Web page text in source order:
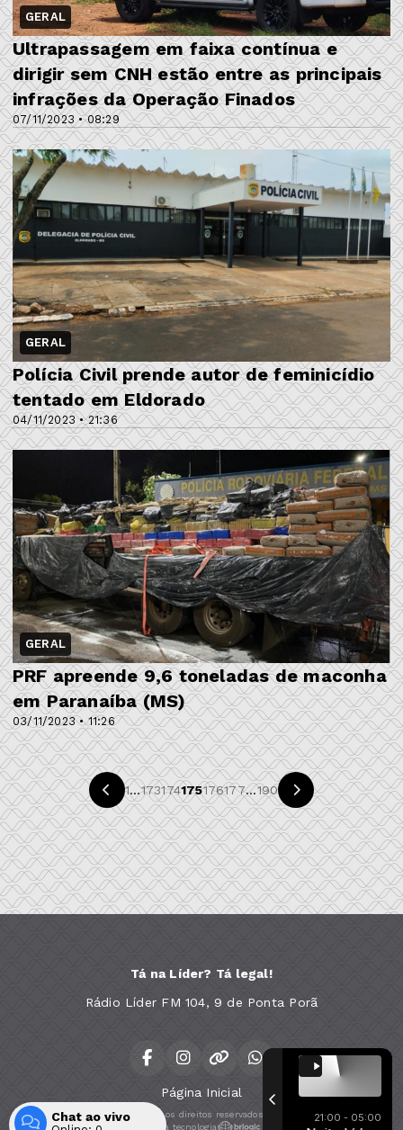
21:00 - 05:00
GERAL
07/11/2023 • 08:29
Ultrapassagem em faixa contínua e
dirigir sem CNH estão entre as principais
infrações da Operação Finados
GERAL
04/11/2023 • 21:36
Polícia Civil prende autor de feminicídio
tentado em Eldorado
GERAL
03/11/2023 • 11:26
PRF apreende 9,6 toneladas de maconha
em Paranaíba (MS)
1...173174175176177...190
Tá na Líder? Tá legal!
Rádio Líder FM 104, 9 de Ponta Porã
Página Inicial
Todos os direitos reservados.
Com a tecnologia
Chat ao vivo